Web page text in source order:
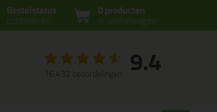
0 producten
in winkelwagen
Bestelstatus
controleren
9.4
16.432 beoordelingen